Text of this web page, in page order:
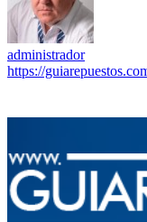
administrador
https://